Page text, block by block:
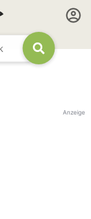
Anzeige